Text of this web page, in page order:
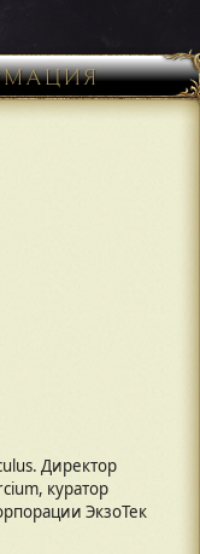
Директор
куратор
ЭкзоТек